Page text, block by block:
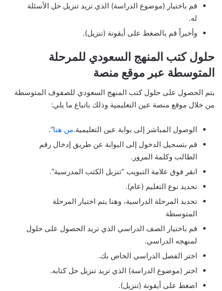
قم باختيار (موضوع الدراسة) الذي تريد تنزيل حل الأسئلة
له.
وأخيراً قم بالضغط على أيقونة (تنزيل).
حلول كتب المنهج السعودي للمرحلة
المتوسطة عبر موقع منصة
يتم الحصول على حلول كتب المنهج السعودي للصفوف المتوسطة
من خلال موقع منصة عين التعليمية وذلك باتباع ما يلي:
الوصول المباشر إلى بوابة عين التعليمية.من هنا“.
قم بتسجيل الدخول إلى البوابة عن طريق إدخال رقم
الطالب وكلمة المرور.
انقر فوق علامة التبويب “تنزيل الكتب المدرسية”.
تحديد نوع التعليم (عام).
تحديد المرحلة الدراسية، وهنا يتم اختيار المرحلة
المتوسطة
قم باختيار الصف الدراسي الذي تريد الحصول على حلول
لمنهجه الدراسي.
اختر الفصل الدراسي الخاص بك.
اختر (موضوع الدراسة) الذي تريد تنزيل حل كتابه.
اضغط على أيقونة (تنزيل).